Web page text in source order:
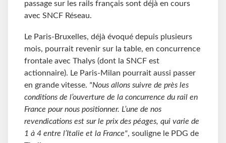
passage sur les rails français sont déjà en cours
avec SNCF Réseau.
Le Paris-Bruxelles, déjà évoqué depuis plusieurs
mois, pourrait revenir sur la table, en concurrence
frontale avec Thalys (dont la SNCF est
actionnaire). Le Paris-Milan pourrait aussi passer
en grande vitesse. "Nous allons suivre de près les
conditions de l’ouverture de la concurrence du rail en
France pour nous positionner. L’une de nos
revendications est sur le prix des péages, qui varie de
1 à 4 entre l’Italie et la France", souligne le PDG de